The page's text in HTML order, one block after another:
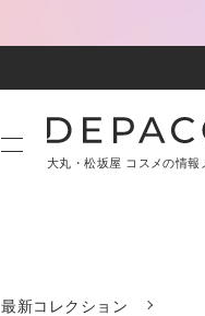
大丸・松坂屋 コスメの情
最新コレクション